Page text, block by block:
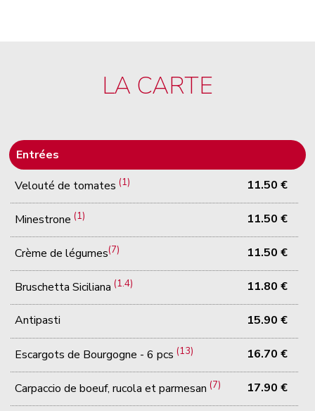
LA CARTE
Entrées
Velouté de tomates(1) 11.50 €
Minestrone(1) 11.50 €
Crème de légumes(7) 11.50 €
Bruschetta Siciliana(1.4) 11.80 €
Antipasti 15.90 €
Escargots de Bourgogne - 6 pcs(13) 16.70 €
Carpaccio de boeuf, rucola et parmesan(7) 17.90 €